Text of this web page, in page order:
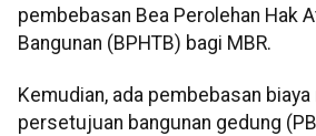
pembebasan Bea Perolehan Hak
Bangunan (BPHTB) bagi MBR.
Kemudian, ada pembebasan
persetujuan bangunan gedung